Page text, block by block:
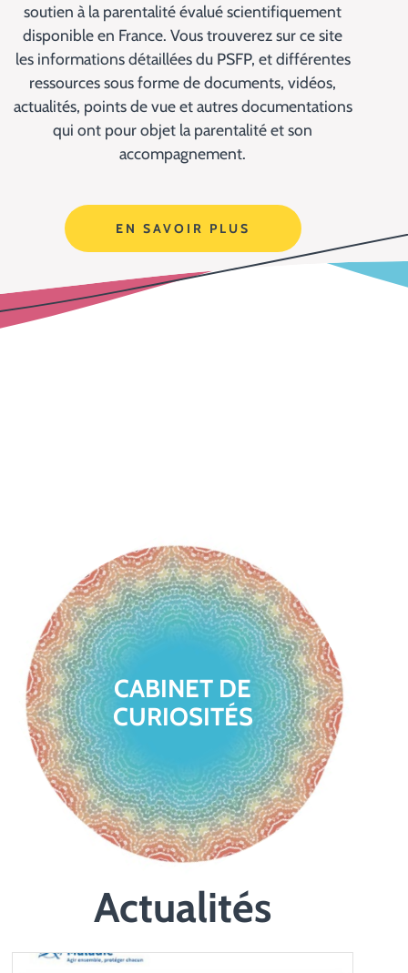
soutien à la parentalité évalué scientifiquement
disponible en France. Vous trouverez sur ce site
les informations détaillées du PSFP, et différentes
ressources sous forme de documents, vidéos,
actualités, points de vue et autres documentations
qui ont pour objet la parentalité et son
accompagnement.
EN SAVOIR PLUS
CABINET DE
CURIOSITÉS
Actualités